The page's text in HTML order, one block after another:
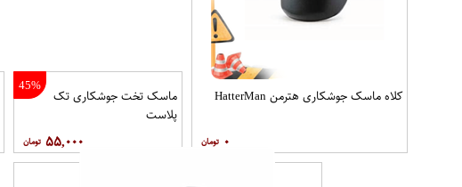
کلاه ماسک جوشکاری هترمن HatterMan
۰
45%
ماسک تخت جوشکاری تک
پلاست
۵۵,۰۰۰